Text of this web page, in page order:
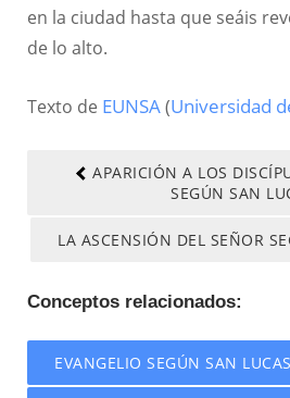
en la ciudad hasta que seáis
de lo alto.
Texto de EUNSA(Universidad
APARICIÓN A LOS
SEGÚN SAN
LA ASCENSIÓN DEL SEÑOR
Conceptos relacionados:
EVANGELIO SEGÚN SAN LUCAS